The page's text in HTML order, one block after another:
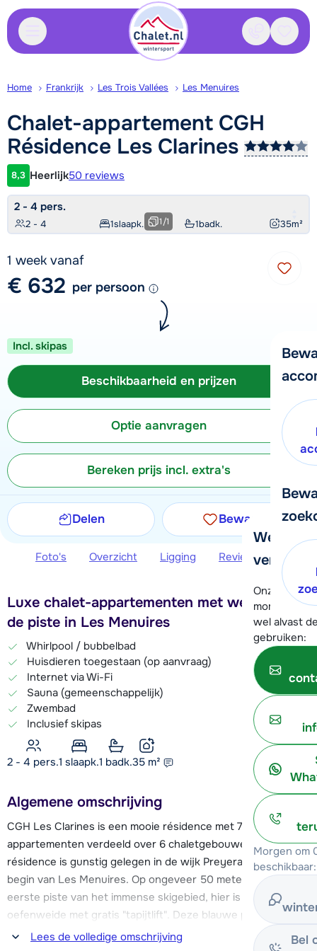
Contact
We
verder!
Onze
moment
wel alvast
gebruiken:
Morgen om
beschikbaar:
Bel
Home Frankrijk Les Trois Vallées Les Menuires
Chalet-appartement CGH
Résidence Les Clarines
Klantwaardering
8,3 Heerlijk50 reviews
2 - 4 pers.
2 - 4 1slaapk. 1badk. 35m²
1/1
1 week vanaf
€ 632 per persoon
Incl. skipas
Beschikbaarheid en prijzen
Optie aanvragen
Bereken prijs incl. extra's
Delen Bewaren
Foto's Overzicht Ligging Reviews
Luxe chalet-appartementen met wellness, bij
de piste in Les Menuires
Whirlpool / bubbelbad
Huisdieren toegestaan (op aanvraag)
Internet via Wi-Fi
Sauna (gemeenschappelijk)
Zwembad
Inclusief skipas
2 - 4 pers.1 slaapk.1 badk.35 m²
Algemene omschrijving
CGH Les Clarines is een mooie résidence met 78
appartementen verdeeld over 6 chaletgebouwen. De
résidence is gunstig gelegen in de wijk Preyerand, aan het
begin van Les Menuires. Op ongeveer 50 meter vind je de
eerste piste van het immense skigebied, hier is ook een
oefenweide met gratis "tapijtlift". Deze blauwe piste brengt
je naar de Tortollet en de Rocher Noir stoeltjesliften. Met
Lees de volledige omschrijving